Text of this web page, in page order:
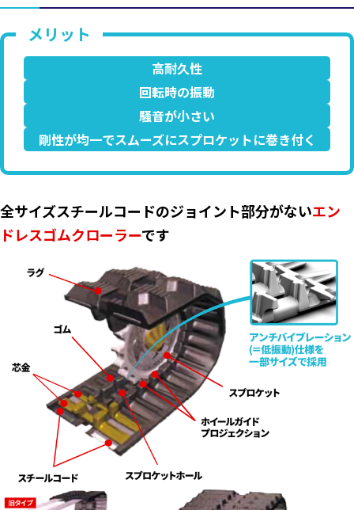
高耐久性
回転時の振動
騒音が小さい
剛性が均一でスムーズにスプロケットに巻き付く
全サイズスチールコードのジョイント部分がないエン
ドレスゴムクローラーです